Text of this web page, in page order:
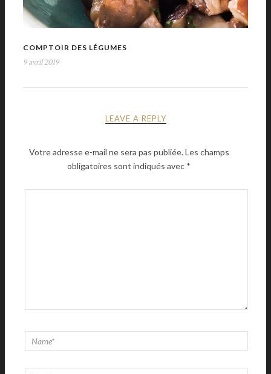
COMPTOIR DES LÉGUMES
9 avril 2019
LEAVE A REPLY
Votre adresse e-mail ne sera pas publiée.Les champs
obligatoires sont indiqués avec *